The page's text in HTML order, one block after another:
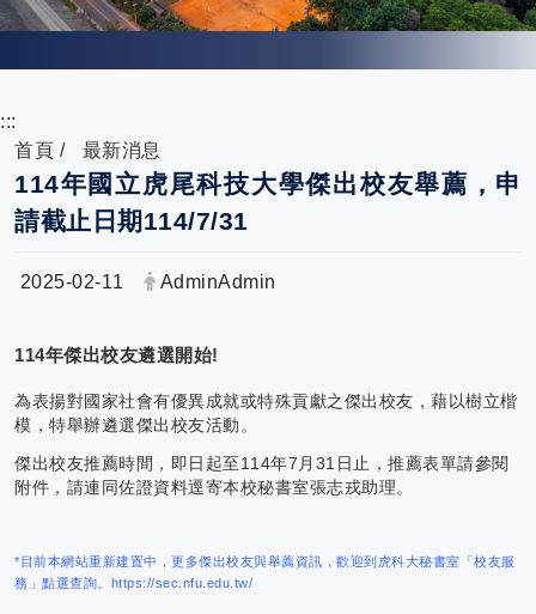
:::
首頁
最新消息
114年國立虎尾科技大學傑出校友舉薦，申
請截止日期114/7/31
日期：
2025-02-11 發布者：
AdminAdmin
114年傑出校友遴選開始!
為表揚對國家社會有優異成就或特殊貢獻之傑出校友，藉以樹立楷
模，特舉辦遴選傑出校友活動。
傑出校友推薦時間，即日起至114年7月31日止，推薦表單請參閱
附件，請連同佐證資料逕寄本校秘書室張志戎助理。
*目前本網站重新建置中，更多傑出校友與舉薦資訊，歡迎到虎科大秘書室「校友服
務」點選查詢。 https://sec.nfu.edu.tw/